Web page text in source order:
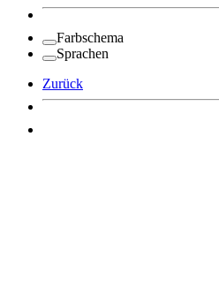
Farbschema
Sprachen
Zurück